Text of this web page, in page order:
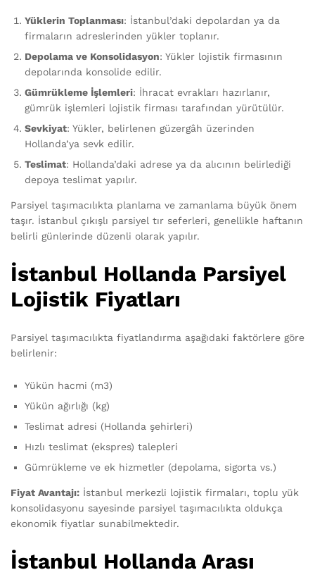
Yüklerin Toplanması: İstanbul’daki depolardan ya da
firmaların adreslerinden yükler toplanır.
Depolama ve Konsolidasyon: Yükler lojistik firmasının
depolarında konsolide edilir.
Gümrükleme İşlemleri: İhracat evrakları hazırlanır,
gümrük işlemleri lojistik firması tarafından yürütülür.
Sevkiyat: Yükler, belirlenen güzergâh üzerinden
Hollanda’ya sevk edilir.
Teslimat: Hollanda’daki adrese ya da alıcının belirlediği
depoya teslimat yapılır.
Parsiyel taşımacılıkta planlama ve zamanlama büyük önem
taşır. İstanbul çıkışlı parsiyel tır seferleri, genellikle haftanın
belirli günlerinde düzenli olarak yapılır.
İstanbul Hollanda Parsiyel
Lojistik Fiyatları
Parsiyel taşımacılıkta fiyatlandırma aşağıdaki faktörlere göre
belirlenir:
Yükün hacmi (m3)
Yükün ağırlığı (kg)
Teslimat adresi (Hollanda şehirleri)
Hızlı teslimat (ekspres) talepleri
Gümrükleme ve ek hizmetler (depolama, sigorta vs.)
Fiyat Avantajı: İstanbul merkezli lojistik firmaları, toplu yük
konsolidasyonu sayesinde parsiyel taşımacılıkta oldukça
ekonomik fiyatlar sunabilmektedir.
İstanbul Hollanda Arası